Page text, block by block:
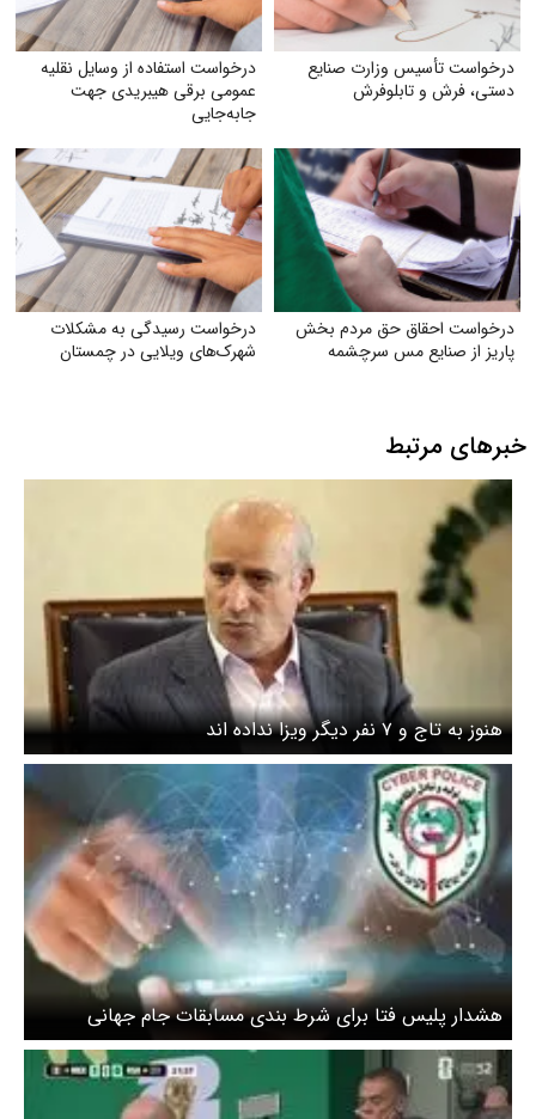
درخواست تأسیس وزارت صنایع
دستی، فرش و تابلوفرش
درخواست استفاده از وسایل نقلیه
عمومی برقی هیبریدی جهت
جابه‌جایی
درخواست احقاق حق مردم بخش
پاریز از صنایع مس سرچشمه
درخواست رسیدگی به مشکلات
شهرک‌های ویلایی در چمستان
خبرهای مرتبط
هنوز به تاج و ۷ نفر دیگر ویزا نداده اند
هشدار پلیس فتا برای شرط بندی مسابقات جام جهانی